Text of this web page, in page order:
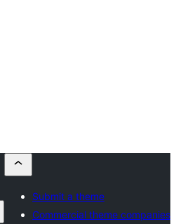
Submit a theme
Commercial theme companies